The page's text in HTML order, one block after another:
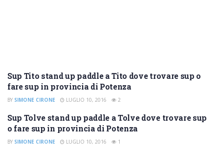
SUP POTENZA
Sup Tito stand up paddle a Tito dove trovare sup o
fare sup in provincia di Potenza
BY SIMONE CIRONE LUGLIO 10, 2016 2
SUP POTENZA
Sup Tolve stand up paddle a Tolve dove trovare sup
o fare sup in provincia di Potenza
BY SIMONE CIRONE LUGLIO 10, 2016 1